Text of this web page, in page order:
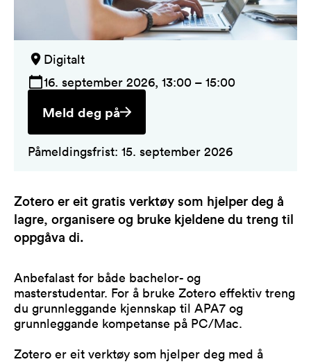
Digitalt
16. september 2026, 13:00 – 15:00
Meld deg på
Påmeldingsfrist: 15. september 2026
Zotero er eit gratis verktøy som hjelper deg å
lagre, organisere og bruke kjeldene du treng til
oppgåva di.
Anbefalast for både bachelor- og
masterstudentar. For å bruke Zotero effektiv treng
du grunnleggande kjennskap til APA7 og
grunnleggande kompetanse på PC/Mac.
Zotero er eit verktøy som hjelper deg med å